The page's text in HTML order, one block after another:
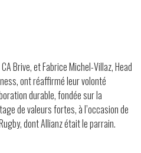
Brive, et Fabrice Michel-Villaz, Head
ont réaffirmé leur volonté
durable, fondée sur la
de valeurs fortes, à l’occasion de
dont Allianz était le parrain.